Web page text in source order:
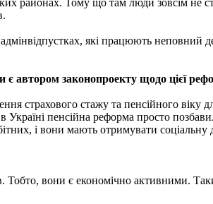
які працюють неповний
є автором законопроекту щодо цієї
страхового стажу та пенсійного віку
пенсійна реформа просто
і вони мають отримувати соціальну
Тобто, вони є економічно активними.